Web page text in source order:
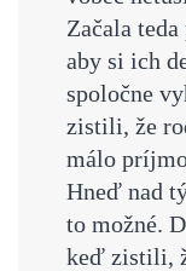
Začala
aby si ich
spoločne
zistili, že
málo
Hneď nad
to možné.
keď zistili,